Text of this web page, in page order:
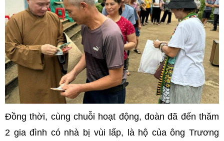
Đồng thời, cùng chuỗi hoạt động, đoàn đã đến thăm
2 gia đình có nhà bị vùi lấp, là hộ của ông Trương